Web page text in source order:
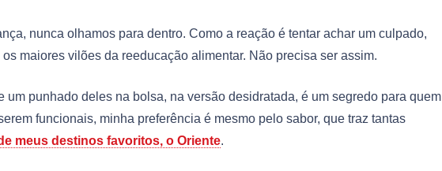
nunca olhamos para dentro. Como a reação é tentar achar um culpado,
maiores vilões da reeducação alimentar. Não precisa ser assim.
um punhado deles na bolsa, na versão desidratada, é um segredo para quem
funcionais, minha preferência é mesmo pelo sabor, que traz tantas
meus destinos favoritos, o Oriente.